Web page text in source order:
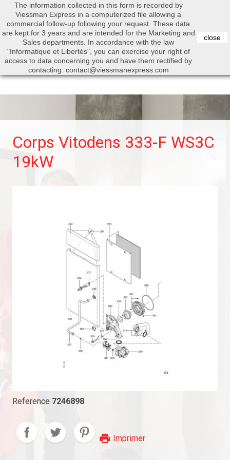
 
Search
Corps Vitodens 333-F WS3C
19kW
Reference 7246898
print Imprimer
The information collected in this form is recorded by
Viessman Express in a computerized file allowing a
commercial follow-up following your request. These data
are kept for 3 years and are intended for the Marketing and
Sales departments. In accordance with the law
"Informatique et Libertés", you can exercise your right of
access to data concerning you and have them rectified by
contacting: contact@viessmanexpress.com
close